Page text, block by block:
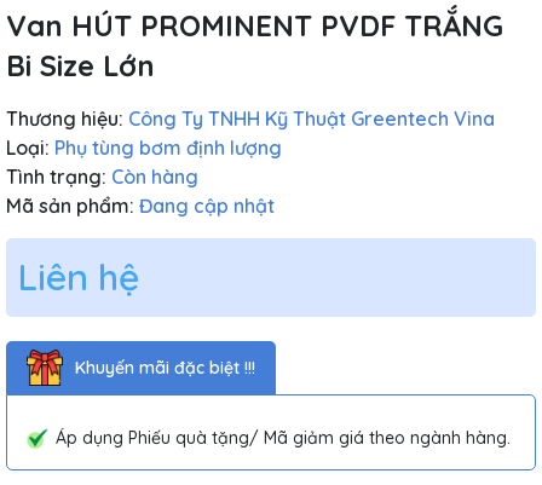
Van HÚT PROMINENT PVDF TRẮNG
Bi Size Lớn
Thương hiệu: Công Ty TNHH Kỹ Thuật Greentech Vina
Loại: Phụ tùng bơm định lượng
Tình trạng: Còn hàng
Mã sản phẩm: Đang cập nhật
Liên hệ
Khuyến mãi đặc biệt !!!
Áp dụng Phiếu quà tặng/ Mã giảm giá theo ngành hàng.